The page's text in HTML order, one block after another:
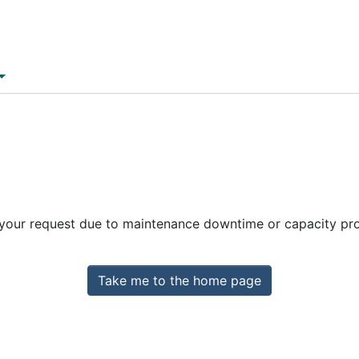
request due to maintenance downtime or capacity
Take me to the home page